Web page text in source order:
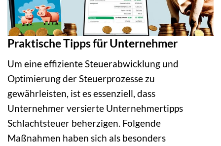
Praktische Tipps für Unternehmer
Um eine effiziente Steuerabwicklung und
Optimierung der Steuerprozesse zu
gewährleisten, ist es essenziell, dass
Unternehmer versierte Unternehmertipps
Schlachtsteuer beherzigen. Folgende
Maßnahmen haben sich als besonders